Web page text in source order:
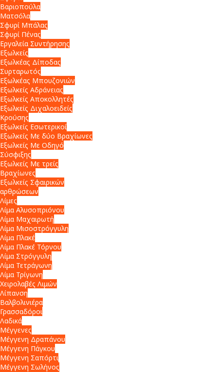
Βαριοπούλα
Ματσόλα
Σφυρί Μπάλας
Σφυρί Πένας
Εργαλεία Συντήρησης
Εξωλκείς
Εξωλκέας Δίποδας
Συρταρωτός
Εξωλκέας Μπουζονιών
Εξωλκείς Αδράνειας
Εξωλκείς Αποκολλητές
Εξωλκείς Διχαλοειδείς
Κρούσης
Εξωλκείς Εσωτερικοί
Εξωλκείς Με δύο Βραχίωνες
Εξωλκείς Με Οδηγό
Σύσφιξης
Εξωλκείς Με τρείς
Βραχίωνες
Εξωλκείς Σφαιρικών
αρθρώσεων
Λίμες
Λίμα Αλυσοπριόνου
Λίμα Μαχαιρωτή
Λίμα Μισοστρόγγυλη
Λίμα Πλακέ
Λίμα Πλακέ Τόρνου
Λίμα Στρόγγυλη
Λίμα Τετράγωνη
Λίμα Τρίγωνη
Χειρολαβές Λιμών
Λίπανση
Βαλβολινιέρα
Γρασσαδόροι
Λαδικά
Μέγγενες
Μέγγενη Δραπάνου
Μέγγενη Πάγκου
Μέγγενη Σαπόρτι
Μέγγενη Σωλήνος